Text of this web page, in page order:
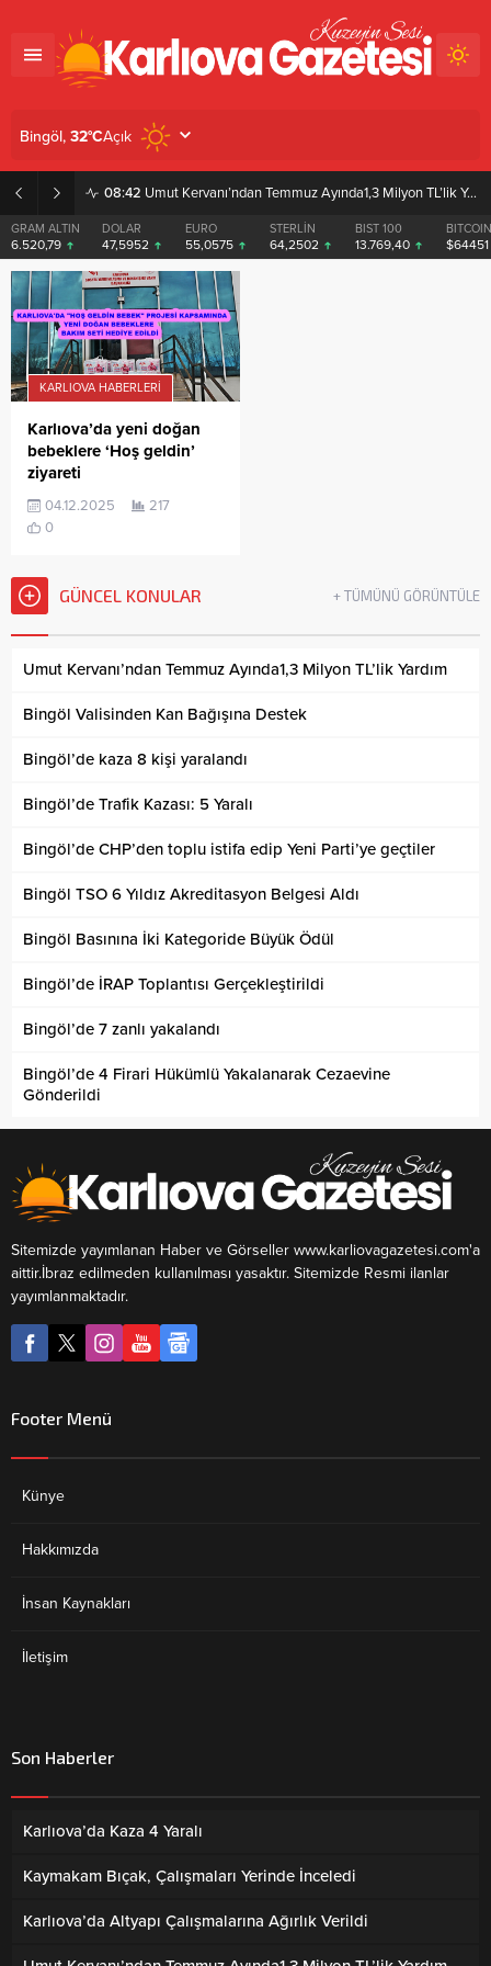
08:42 Umut Kervanı’ndan Temmuz Ayında1,3 Milyon TL’lik Yardım
GRAM ALTIN
6.520,79
DOLAR
47,5952
EURO
55,0575
STERLİN
64,2502
BIST 100
13.769,40
BITCOIN
$64451
Bingöl, 32°CAçık
KARLIOVA HABERLERI
Karlıova’da yeni doğan
bebeklere ‘Hoş geldin’
ziyareti
04.12.2025
217
0
GÜNCEL KONULAR + TÜMÜNÜ GÖRÜNTÜLE
Umut Kervanı’ndan Temmuz Ayında1,3 Milyon TL’lik Yardım
Bingöl Valisinden Kan Bağışına Destek
Bingöl’de kaza 8 kişi yaralandı
Bingöl’de Trafik Kazası: 5 Yaralı
Bingöl’de CHP’den toplu istifa edip Yeni Parti’ye geçtiler
Bingöl TSO 6 Yıldız Akreditasyon Belgesi Aldı
Bingöl Basınına İki Kategoride Büyük Ödül
Bingöl’de İRAP Toplantısı Gerçekleştirildi
Bingöl’de 7 zanlı yakalandı
Bingöl’de 4 Firari Hükümlü Yakalanarak Cezaevine
Gönderildi
Sitemizde yayımlanan Haber ve Görseller www.karliovagazetesi.com'a
aittir.İbraz edilmeden kullanılması yasaktır. Sitemizde Resmi ilanlar
yayımlanmaktadır.
Footer Menü
Künye
Hakkımızda
İnsan Kaynakları
İletişim
Son Haberler
Karlıova’da Kaza 4 Yaralı
Kaymakam Bıçak, Çalışmaları Yerinde İnceledi
Karlıova’da Altyapı Çalışmalarına Ağırlık Verildi